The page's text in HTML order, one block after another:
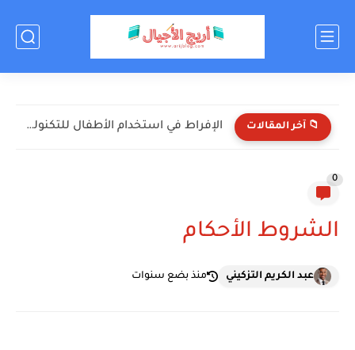
📁 آخر المقالات الإفراط في استخدام الأطفال للتكنولوجيا: الأضرار والحلول
0
الشروط الأحكام
عبد الكريم التزكيني منذ بضع سنوات